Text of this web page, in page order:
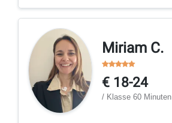
Miriam C.
€ 18-24
/ Klasse 60 Minuten